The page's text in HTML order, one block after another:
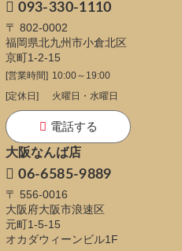
093-330-1110
〒 802-0002
福岡県北九州市小倉北区
京町1-2-15
[営業時間] 10:00～19:00
[定休日]
火曜日・水曜日
電話する
大阪なんば店
06-6585-9889
〒 556-0016
大阪府大阪市浪速区
元町1-5-15
オカダウィーンビル1F